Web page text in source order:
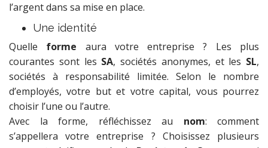
l’argent dans sa mise en place.
Une identité
Quelle forme aura votre entreprise ? Les plus
courantes sont les SA, sociétés anonymes, et les SL,
sociétés à responsabilité limitée. Selon le nombre
d’employés, votre but et votre capital, vous pourrez
choisir l’une ou l’autre.
Avec la forme, réfléchissez au nom: comment
s’appellera votre entreprise ? Choisissez plusieurs